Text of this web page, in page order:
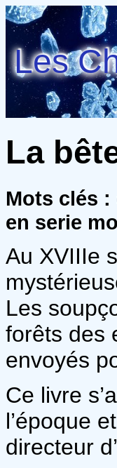
Les
La
Mots clés
en serie
Au XVIIIe
Les
forêts des
envoyés
Ce livre
l’époque
directeur